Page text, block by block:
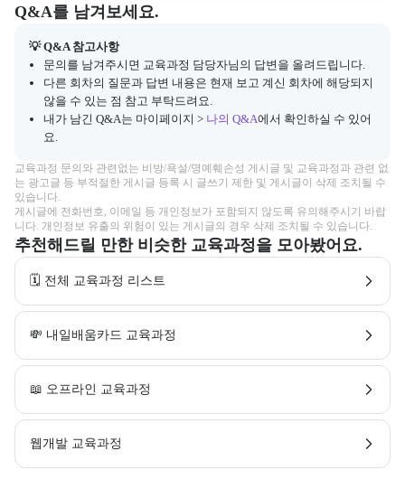
Q&A
캠프 관련 질문과 답변 목록을 확인하고, 질문을 작성할 수 있다.
Q&A를 남겨보세요.
💡 Q&A 참고사항
문의를 남겨주시면 교육과정 담당자님의 답변을 올려드립니다.
다른 회차의 질문과 답변 내용은 현재 보고 계신 회차에 해당되지
않을 수 있는 점 참고 부탁드려요.
내가 남긴 Q&A는 마이페이지 > 나의 Q&A에서 확인하실 수 있어
요.
교육과정 문의와 관련없는 비방/욕설/명예훼손성 게시글 및 교육과정과 관련 없
는 광고글 등 부적절한 게시글 등록 시 글쓰기 제한 및 게시글이 삭제 조치될 수
있습니다.
게시글에 전화번호, 이메일 등 개인정보가 포함되지 않도록 유의해주시기 바랍
니다. 개인정보 유출의 위험이 있는 게시글의 경우 삭제 조치될 수 있습니다.
추천해드릴 만한 비슷한 교육과정을 모아봤어요.
🗓️ 전체 교육과정 리스트
💸 내일배움카드 교육과정
📖 오프라인 교육과정
웹개발 교육과정